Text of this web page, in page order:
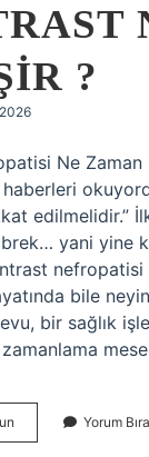
?
Ne Zaman
edilmelidir.”
yani yine
bile
bir sağlık
Kontrast
nefropatisi
Yorum